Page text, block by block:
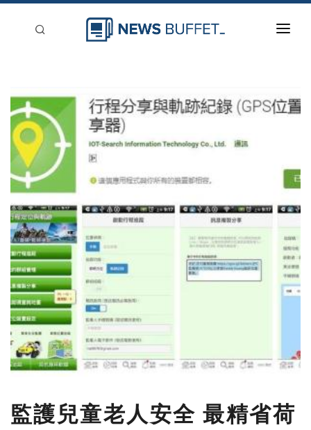
新聞稿分類
登入
刊登
監護兒童老人安全 最精省荷